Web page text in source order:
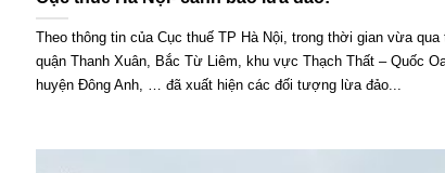
Theo thông tin của Cục thuế TP Hà Nội, trong thời gian vừa qua
quận Thanh Xuân, Bắc Từ Liêm, khu vực Thạch Thất – Quốc
huyện Đông Anh, … đã xuất hiện các đối tượng lừa đảo...